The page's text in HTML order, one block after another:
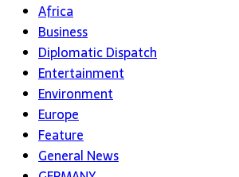
Africa
Business
Diplomatic Dispatch
Entertainment
Environment
Europe
Feature
General News